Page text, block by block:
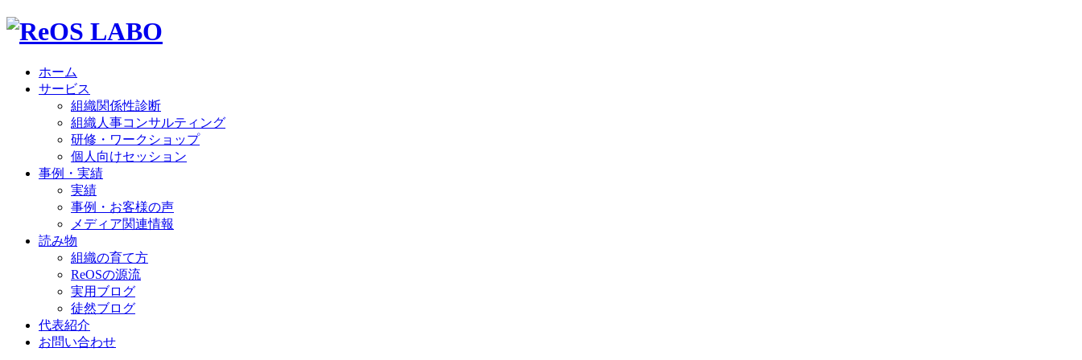
ホーム
サービス
組織関係性診断
組織人事コンサルティング
研修・ワークショップ
個人向けセッション
事例・実績
実績
事例・お客様の声
メディア関連情報
読み物
組織の育て方
ReOSの源流
実用ブログ
徒然ブログ
代表紹介
お問い合わせ